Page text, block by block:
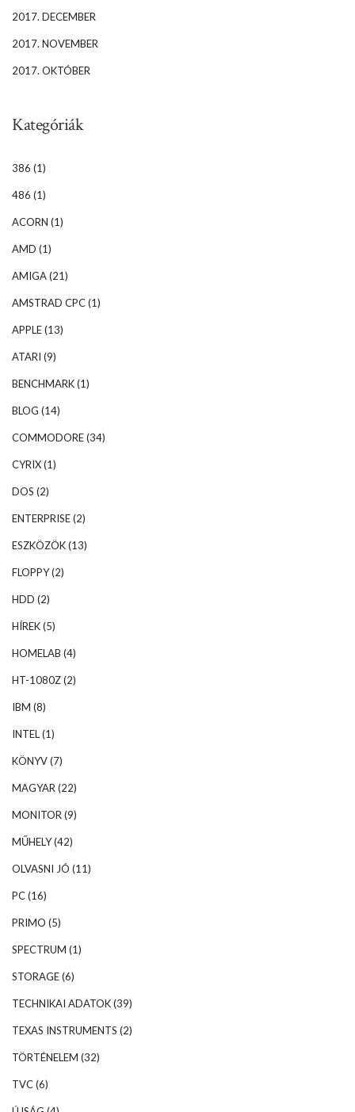
2017. DECEMBER
2017. NOVEMBER
2017. OKTÓBER
Kategóriák
386 (1)
486 (1)
ACORN (1)
AMD (1)
AMIGA(21)
AMSTRAD CPC(1)
APPLE(13)
ATARI (9)
BENCHMARK(1)
BLOG (14)
COMMODORE(34)
CYRIX(1)
DOS (2)
ENTERPRISE(2)
ESZKÖZÖK(13)
FLOPPY(2)
HDD (2)
HÍREK(5)
HOMELAB (4)
HT-1080Z(2)
IBM (8)
INTEL(1)
KÖNYV(7)
MAGYAR(22)
MONITOR(9)
MŰHELY(42)
OLVASNI JÓ (11)
PC(16)
PRIMO (5)
SPECTRUM (1)
STORAGE(6)
TECHNIKAI ADATOK(39)
TEXAS INSTRUMENTS (2)
TÖRTÉNELEM (32)
TVC(6)